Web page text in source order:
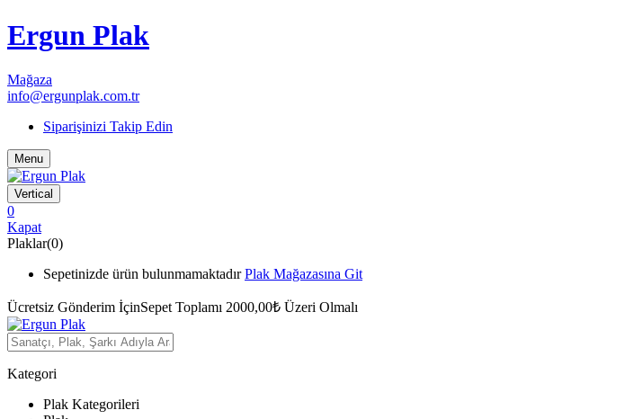
Ergun Plak
Mağaza
info@ergunplak.com.tr
Siparişinizi Takip Edin
Menu
Vertical
0
Kapat
Plaklar(0)
Sepetinizde ürün bulunmamaktadır Plak Mağazasına Git
Ücretsiz Gönderim İçinSepet Toplamı 2000,00₺ Üzeri Olmalı
Kategori
Plak Kategorileri